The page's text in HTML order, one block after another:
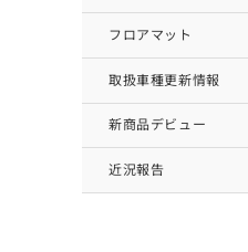
フロアマット
取扱車種更新情報
新商品デビュー
近況報告